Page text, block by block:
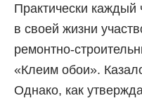
Практически каждый
в своей жизни
ремонтно-
«Клеим обои».
Однако, как